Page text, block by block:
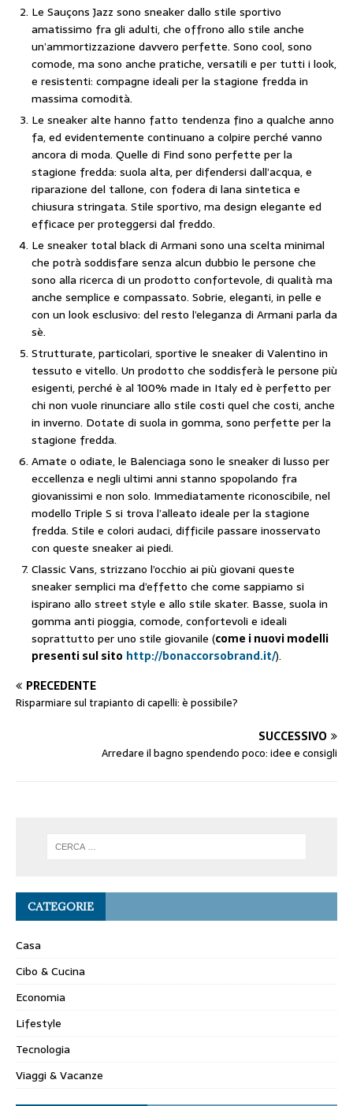
Le Sauçons Jazz sono sneaker dallo stile sportivo
amatissimo fra gli adulti, che offrono allo stile anche
un’ammortizzazione davvero perfette. Sono cool, sono
comode, ma sono anche pratiche, versatili e per tutti i look,
e resistenti: compagne ideali per la stagione fredda in
massima comodità.
Le sneaker alte hanno fatto tendenza fino a qualche anno
fa, ed evidentemente continuano a colpire perché vanno
ancora di moda. Quelle di Find sono perfette per la
stagione fredda: suola alta, per difendersi dall’acqua, e
riparazione del tallone, con fodera di lana sintetica e
chiusura stringata. Stile sportivo, ma design elegante ed
efficace per proteggersi dal freddo.
Le sneaker total black di Armani sono una scelta minimal
che potrà soddisfare senza alcun dubbio le persone che
sono alla ricerca di un prodotto confortevole, di qualità ma
anche semplice e compassato. Sobrie, eleganti, in pelle e
con un look esclusivo: del resto l’eleganza di Armani parla da
sè.
Strutturate, particolari, sportive le sneaker di Valentino in
tessuto e vitello. Un prodotto che soddisferà le persone più
esigenti, perché è al 100% made in Italy ed è perfetto per
chi non vuole rinunciare allo stile costi quel che costi, anche
in inverno. Dotate di suola in gomma, sono perfette per la
stagione fredda.
Amate o odiate, le Balenciaga sono le sneaker di lusso per
eccellenza e negli ultimi anni stanno spopolando fra
giovanissimi e non solo. Immediatamente riconoscibile, nel
modello Triple S si trova l’alleato ideale per la stagione
fredda. Stile e colori audaci, difficile passare inosservato
con queste sneaker ai piedi.
Classic Vans, strizzano l’occhio ai più giovani queste
sneaker semplici ma d’effetto che come sappiamo si
ispirano allo street style e allo stile skater. Basse, suola in
gomma anti pioggia, comode, confortevoli e ideali
soprattutto per uno stile giovanile (come i nuovi modelli
presenti sul sito http://bonaccorsobrand.it/).
PRECEDENTE
Risparmiare sul trapianto di capelli: è possibile?
SUCCESSIVO
Arredare il bagno spendendo poco: idee e consigli
CATEGORIE
Casa
Cibo & Cucina
Economia
Lifestyle
Tecnologia
Viaggi & Vacanze